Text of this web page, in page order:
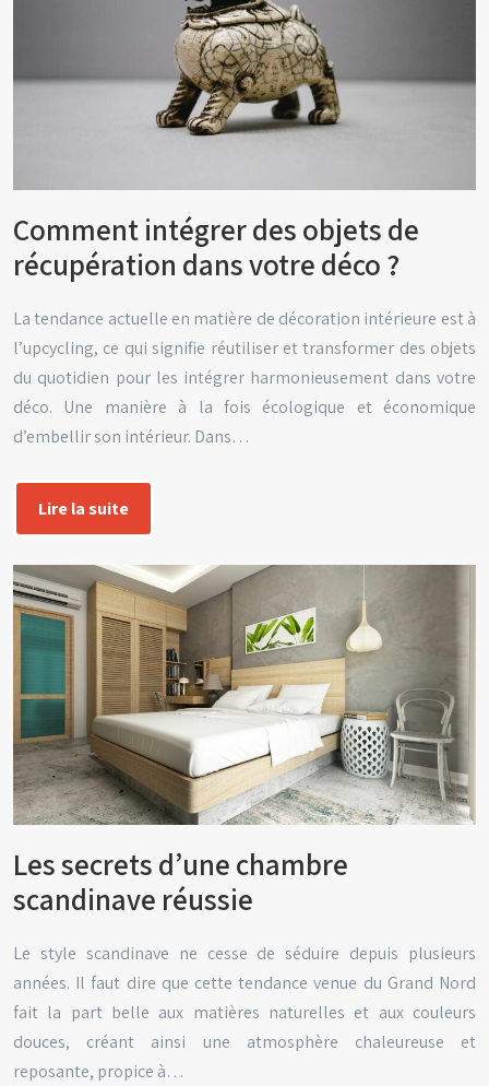
Comment intégrer des objets de
récupération dans votre déco ?
La tendance actuelle en matière de décoration intérieure est à
l’upcycling, ce qui signifie réutiliser et transformer des objets
du quotidien pour les intégrer harmonieusement dans votre
déco. Une manière à la fois écologique et économique
d’embellir son intérieur. Dans…
Lire la suite
Les secrets d’une chambre
scandinave réussie
Le style scandinave ne cesse de séduire depuis plusieurs
années. Il faut dire que cette tendance venue du Grand Nord
fait la part belle aux matières naturelles et aux couleurs
douces, créant ainsi une atmosphère chaleureuse et
reposante, propice à…